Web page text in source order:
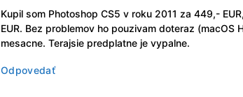
Kupil som Photoshop CS5 v roku 2011 za 449,-
EUR. Bez problemov ho pouzivam doteraz (macOS
mesacne. Terajsie predplatne je vypalne.
Odpovedať